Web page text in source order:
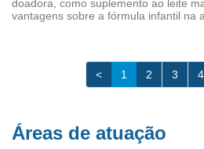
doadora, como suplemento ao leite
vantagens sobre a fórmula infantil na
< 1 2 3 4
Áreas de atuação